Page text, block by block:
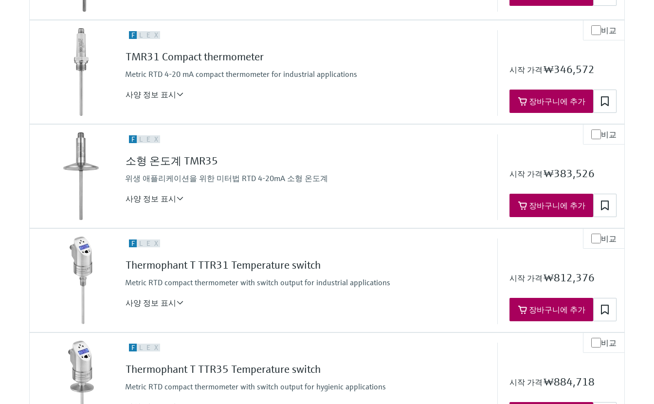
Response time
t90 = 5.4 s
Max. process pressure (static)
at 20 °C: 40 bar (580 psi)
F L E X 비교
TMR31 Compact thermometer
Metric RTD 4-20 mA compact thermometer for industrial applications
사양 정보 표시
시작 가격 ₩346,572
장바구니에 추가
Accuracy
Response time
t50 = 1 s
t90 = 2 s
Max. process pressure (static)
at 20 °C: 100 bar (1.450 psi)
F L E X 비교
소형 온도계 TMR35
위생 애플리케이션을 위한 미터법 RTD 4-20mA 소형 온도계
사양 정보 표시
시작 가격 ₩383,526
장바구니에 추가
Accuracy
Response time
t50 = 1 s
t90 = 2 s
Max. process pressure (static)
at 20 °C: 100 bar (1.450 psi)
Max. immersion length on request
F L E X 비교
Thermophant T TTR31 Temperature switch
Metric RTD compact thermometer with switch output for industrial applications
사양 정보 표시
시작 가격 ₩812,376
장바구니에 추가
Accuracy
(-58...167 °F: <0,9 °F)
75...150 °C: <0,65 K
(167...302 °F: <1,2 °F)
F L E X 비교
Thermophant T TTR35 Temperature switch
Metric RTD compact thermometer with switch output for hygienic applications 시작 가격 ₩884,718